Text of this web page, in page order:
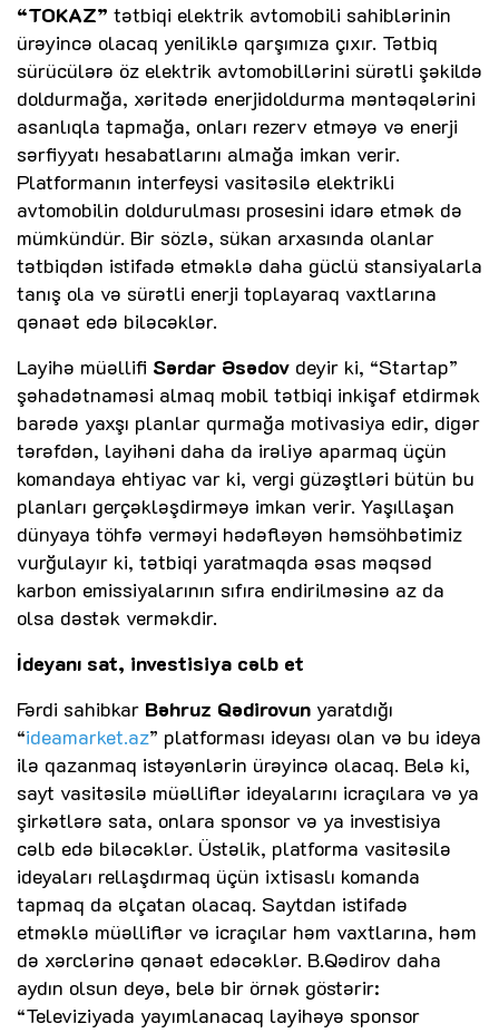
“TOKAZ” tətbiqi elektrik avtomobili sahiblərinin
ürəyincə olacaq yeniliklə qarşımıza çıxır. Tətbiq
sürücülərə öz elektrik avtomobillərini sürətli şəkildə
doldurmağa, xəritədə enerjidoldurma məntəqələrini
asanlıqla tapmağa, onları rezerv etməyə və enerji
sərfiyyatı hesabatlarını almağa imkan verir.
Platformanın interfeysi vasitəsilə elektrikli
avtomobilin doldurulması prosesini idarə etmək də
mümkündür. Bir sözlə, sükan arxasında olanlar
tətbiqdən istifadə etməklə daha güclü stansiyalarla
tanış ola və sürətli enerji toplayaraq vaxtlarına
qənaət edə biləcəklər.
Layihə müəllifi Sərdar Əsədov deyir ki, “Startap”
şəhadətnaməsi almaq mobil tətbiqi inkişaf etdirmək
barədə yaxşı planlar qurmağa motivasiya edir, digər
tərəfdən, layihəni daha da irəliyə aparmaq üçün
komandaya ehtiyac var ki, vergi güzəştləri bütün bu
planları gerçəkləşdirməyə imkan verir. Yaşıllaşan
dünyaya töhfə verməyi hədəfləyən həmsöhbətimiz
vurğulayır ki, tətbiqi yaratmaqda əsas məqsəd
karbon emissiyalarının sıfıra endirilməsinə az da
olsa dəstək verməkdir.
İdeyanı sat, investisiya cəlb et
Fərdi sahibkar Bəhruz Qədirovun yaratdığı
“ideamarket.az” platforması ideyası olan və bu ideya
ilə qazanmaq istəyənlərin ürəyincə olacaq. Belə ki,
sayt vasitəsilə müəlliflər ideyalarını icraçılara və ya
şirkətlərə sata, onlara sponsor və ya investisiya
cəlb edə biləcəklər. Üstəlik, platforma vasitəsilə
ideyaları rellaşdırmaq üçün ixtisaslı komanda
tapmaq da əlçatan olacaq. Saytdan istifadə
etməklə müəlliflər və icraçılar həm vaxtlarına, həm
də xərclərinə qənaət edəcəklər. B.Qədirov daha
aydın olsun deyə, belə bir örnək göstərir:
“Televiziyada yayımlanacaq layihəyə sponsor